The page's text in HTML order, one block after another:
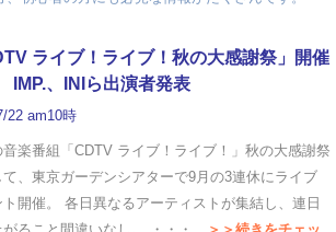
ライブ！ライブ！秋の大感謝祭」開催
、INIら出演者発表
22 am10時
音楽番組「CDTV ライブ！ライブ！」秋の大感謝祭
て、東京ガーデンシアターで9月の3連休にライブ
ト開催。 各日異なるアーティストが集結し、連日